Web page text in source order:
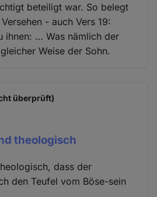
beteiligt war. So belegt
- auch Vers 19:
ihnen: … Was nämlich der
Weise der Sohn.
überprüft)
theologisch
dass der
den Teufel vom Böse-sein